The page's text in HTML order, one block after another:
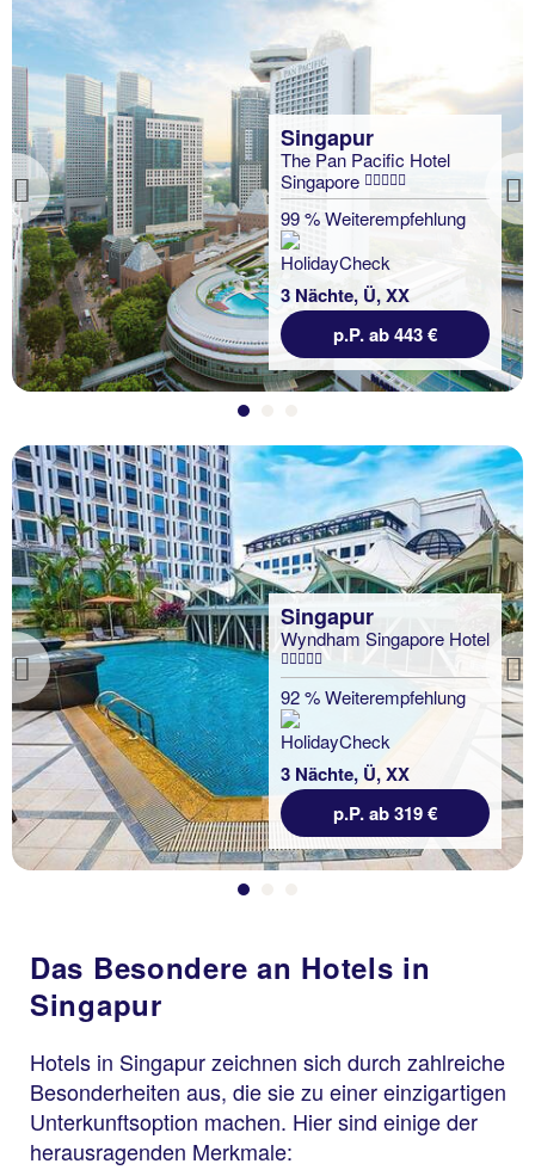
Previous
Singapur
The Pan Pacific Hotel
Singapore
99 % Weiterempfehlung
3 Nächte, Ü, XX
p.P. ab 443 €
Previous
Singapur
Wyndham Singapore Hotel
92 % Weiterempfehlung
3 Nächte, Ü, XX
p.P. ab 319 €
Das Besondere an Hotels in
Singapur
Hotels in Singapur zeichnen sich durch zahlreiche
Besonderheiten aus, die sie zu einer einzigartigen
Unterkunftsoption machen. Hier sind einige der
herausragenden Merkmale: